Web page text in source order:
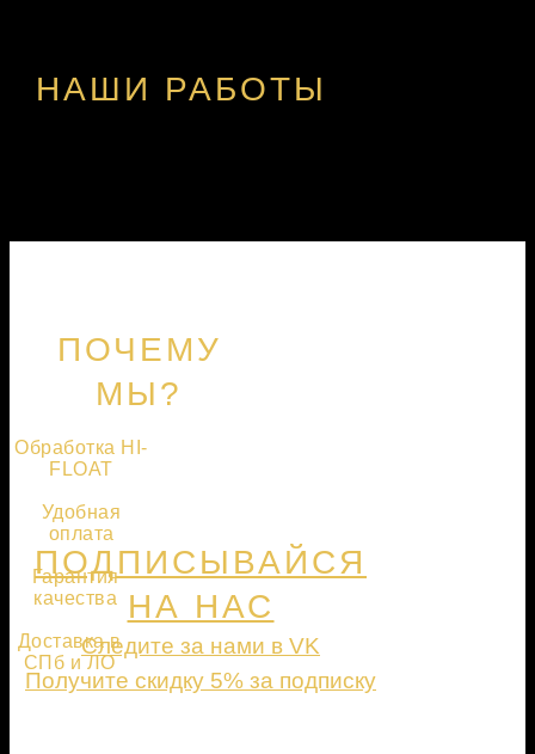
ПОЧЕМУ
МЫ?
Обработка HI-
FLOAT
Удобная
оплата
Гарантия
качества
Доставка в
СПб и ЛО
НАШИ РАБОТЫ
ПОДПИСЫВАЙСЯ
НА НАС
Следите за нами в VK
Получите скидку 5% за подписку